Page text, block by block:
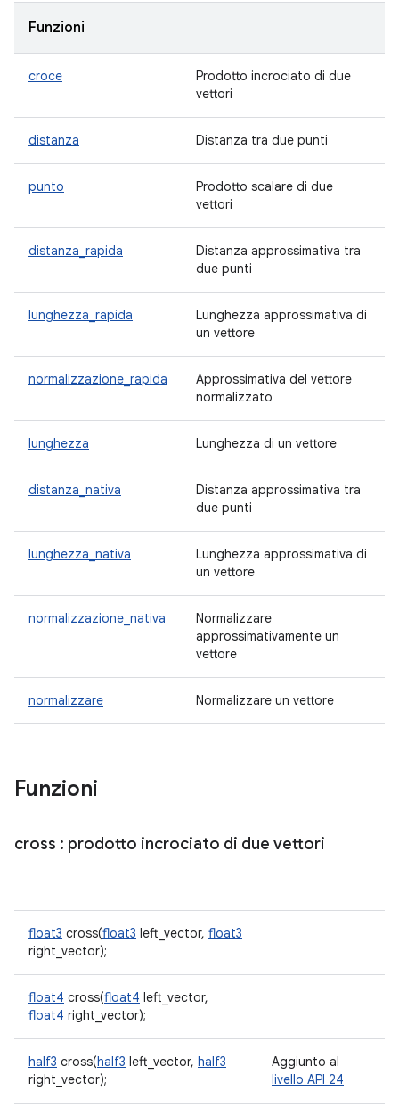
Funzioni
croce
Prodotto incrociato di due
vettori
distanza Distanza tra due punti
punto
Prodotto scalare di due
vettori
distanza_rapida
Distanza approssimativa tra
due punti
lunghezza_rapida
Lunghezza approssimativa di
un vettore
normalizzazione_rapida
Approssimativa del vettore
normalizzato
lunghezza Lunghezza di un vettore
distanza_nativa
Distanza approssimativa tra
due punti
lunghezza_nativa
Lunghezza approssimativa di
un vettore
normalizzazione_nativa
Normalizzare
approssimativamente un
vettore
normalizzare Normalizzare un vettore
Funzioni
cross : prodotto incrociato di due vettori
float3 cross(float3 left_vector, float3
right_vector);
float4 cross(float4 left_vector,
float4 right_vector);
half3 cross(half3 left_vector, half3
right_vector);
Aggiunto al
livello API 24